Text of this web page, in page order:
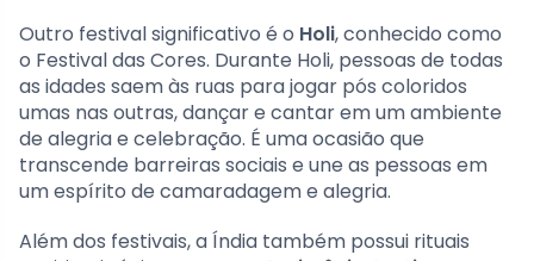
Outro festival significativo é o Holi, conhecido como
o Festival das Cores. Durante Holi, pessoas de todas
as idades saem às ruas para jogar pós coloridos
umas nas outras, dançar e cantar em um ambiente
de alegria e celebração. É uma ocasião que
transcende barreiras sociais e une as pessoas em
um espírito de camaradagem e alegria.
Além dos festivais, a Índia também possui rituais